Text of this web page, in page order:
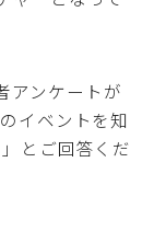
アンケートが
イベントを知
とご回答くだ